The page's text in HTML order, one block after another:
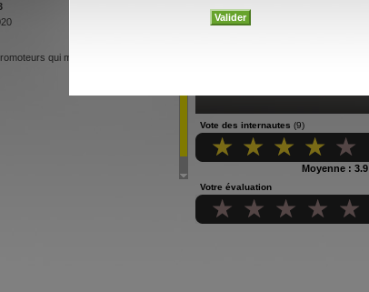
qui menacent la survie de
Vote des internautes (9)
Moyenne : 3.9
Votre évaluation